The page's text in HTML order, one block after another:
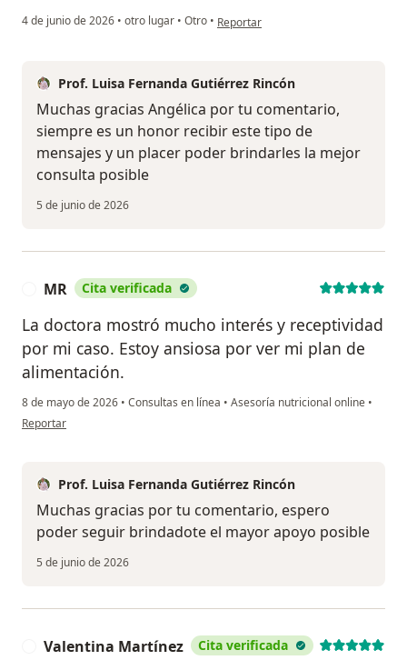
4 de junio de 2026 • otro lugar • Otro • en opinión del usuario Angélica
Reportar
Prof. Luisa Fernanda Gutiérrez Rincón
Muchas gracias Angélica por tu comentario,
siempre es un honor recibir este tipo de
mensajes y un placer poder brindarles la mejor
consulta posible
5 de junio de 2026
MR Cita verificada
La doctora mostró mucho interés y receptividad
por mi caso. Estoy ansiosa por ver mi plan de
alimentación.
8 de mayo de 2026 • Consultas en línea • Asesoría nutricional online •
en opinión del usuario MR
Reportar
Prof. Luisa Fernanda Gutiérrez Rincón
Muchas gracias por tu comentario, espero
poder seguir brindadote el mayor apoyo posible
5 de junio de 2026
Valentina Martínez Cita verificada